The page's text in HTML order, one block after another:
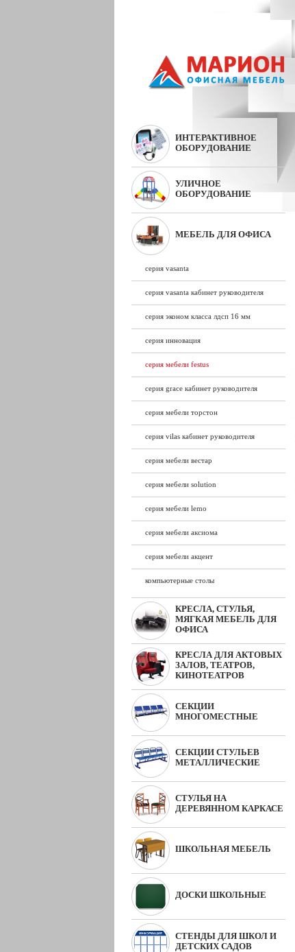
ИНТЕРАКТИВНОЕ
ОБОРУДОВАНИЕ
УЛИЧНОЕ
ОБОРУДОВАНИЕ
МЕБЕЛЬ ДЛЯ ОФИСА
серия vasanta
серия vasanta кабинет руководителя
серия эконом класса лдсп 16 мм
серия инновация
серия мебели festus
серия grace кабинет руководителя
серия мебели торстон
серия vilas кабинет руководителя
серия мебели вестар
серия мебели solution
серия мебели lemo
серия мебели аксиома
серия мебели акцент
компьютерные столы
КРЕСЛА, СТУЛЬЯ,
МЯГКАЯ МЕБЕЛЬ ДЛЯ
ОФИСА
КРЕСЛА ДЛЯ АКТОВЫХ
ЗАЛОВ, ТЕАТРОВ,
КИНОТЕАТРОВ
СЕКЦИИ
МНОГОМЕСТНЫЕ
СЕКЦИИ СТУЛЬЕВ
МЕТАЛЛИЧЕСКИЕ
СТУЛЬЯ НА
ДЕРЕВЯННОМ КАРКАСЕ
ШКОЛЬНАЯ МЕБЕЛЬ
ДОСКИ ШКОЛЬНЫЕ
СТЕНДЫ ДЛЯ ШКОЛ И
ДЕТСКИХ САДОВ